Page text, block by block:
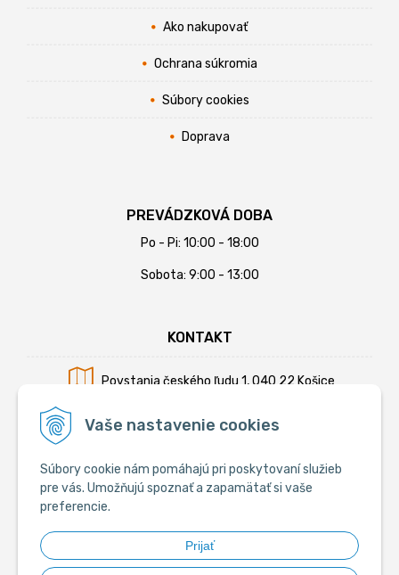
Vaše nastavenie cookies
Súbory cookie nám pomáhajú pri poskytovaní služieb
pre vás. Umožňujú spoznať a zapamätať si vaše
preferencie.
Prijať
Ako nakupovať
Ochrana súkromia
Súbory cookies
Doprava
PREVÁDZKOVÁ DOBA
Po - Pi: 10:00 - 18:00
Sobota: 9:00 - 13:00
KONTAKT
Povstania českého ľudu 1, 040 22 Košice
Mobil:+421 902 794 355
E-mail:info@krmiva.sk